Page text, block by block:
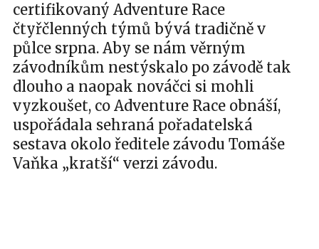
certifikovaný Adventure Race
čtyřčlenných týmů bývá tradičně v
půlce srpna. Aby se nám věrným
závodníkům nestýskalo po závodě tak
dlouho a naopak nováčci si mohli
vyzkoušet, co Adventure Race obnáší,
uspořádala sehraná pořadatelská
sestava okolo ředitele závodu Tomáše
Vaňka „kratší“ verzi závodu.